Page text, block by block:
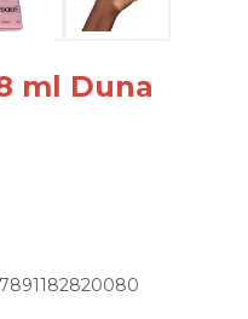
ml Duna